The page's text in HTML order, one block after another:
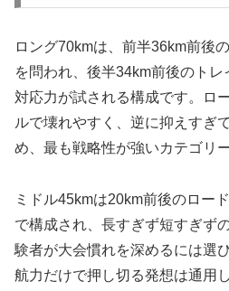
ロング70kmは、前半36km前後
を問われ、後半34km前後のト
対応力が試される構成です。ロ
ルで壊れやすく、逆に抑えすぎ
め、最も戦略性が強いカテゴリー
ミドル45kmは20km前後のロー
で構成され、長すぎず短すぎず
験者が大会慣れを深めるには選
航力だけで押し切る発想は通用